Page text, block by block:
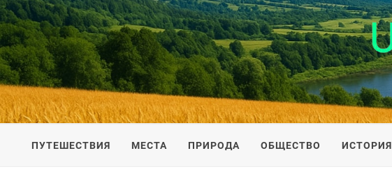
UKRAINE-IS
ПУТЕШЕСТВИЕ ПО УКРАИНЕ
ПУТЕШЕСТВИЯ МЕСТА ПРИРОДА ОБЩЕСТВО ИСТОРИЯ